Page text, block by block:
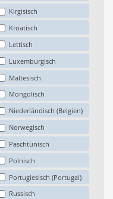
Kirgisisch
Kroatisch
Lettisch
Luxemburgisch
Maltesisch
Mongolisch
Niederländisch (Belgien)
Norwegisch
Paschtunisch
Polnisch
Portugiesisch (Portugal)
Russisch